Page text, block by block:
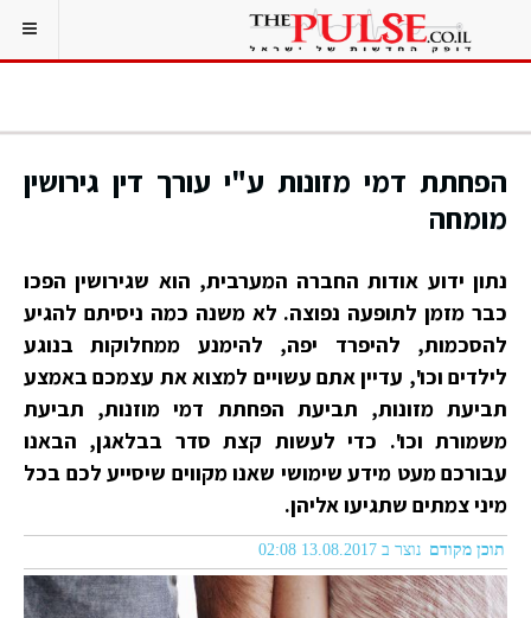
הפחתת דמי מזונות ע"י עורך דין גירושין
מומחה
נתון ידוע אודות החברה המערבית, הוא שגירושין הפכו
כבר מזמן לתופעה נפוצה. לא משנה כמה ניסיתם להגיע
להסכמות, להיפרד יפה, להימנע ממחלוקות בנוגע
לילדים וכו', עדיין אתם עשויים למצוא את עצמכם באמצע
תביעת מזונות, תביעת הפחתת דמי מוזנות, תביעת
משמורת וכו'. כדי לעשות קצת סדר בבלאגן, הבאנו
עבורכם מעט מידע שימושי שאנו מקווים שיסייע לכם בכל
מיני צמתים שתגיעו אליהן.
תוכן מקודם נוצר ב 13.08.2017 02:08